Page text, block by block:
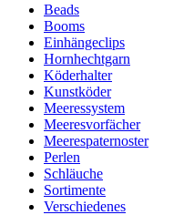
Beads
Booms
Einhängeclips
Hornhechtgarn
Köderhalter
Kunstköder
Meeressystem
Meeresvorfächer
Meerespaternoster
Perlen
Schläuche
Sortimente
Verschiedenes